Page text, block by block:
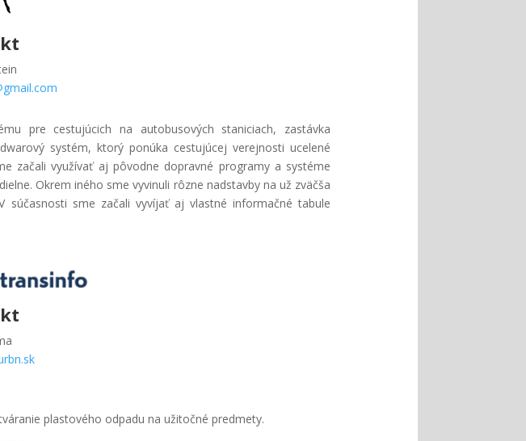
pre cestujúcich na autobusových staniciach, zastávka
systém, ktorý ponúka cestujúcej verejnosti ucelené
začali využívať aj pôvodne dopravné programy a systéme
Okrem iného sme vyvinuli rôzne nadstavby na už zväčša
súčasnosti sme začali vyvíjať aj vlastné informačné tabule
plastového odpadu na užitočné predmety.